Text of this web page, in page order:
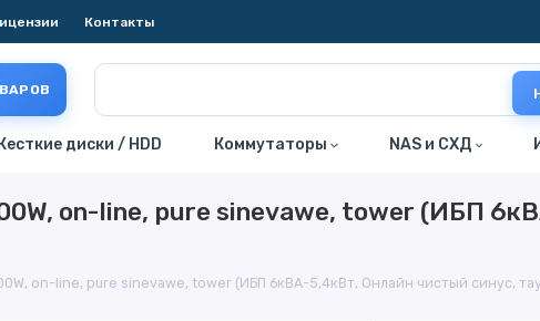
Контакты
диски / HDD Коммутаторы NAS и СХД
on-line, pure sinevawe, tower (ИБП
on-line, pure sinevawe, tower (ИБП 6кВА-5,4кВт, Онлайн чистый синус,